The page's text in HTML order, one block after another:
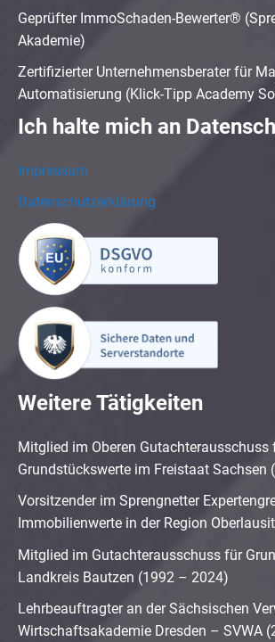
Geprüfter ImmoSchaden-Bewerter®
Akademie)
Zertifizierter Unternehmensberater für
Automatisierung (Klick-Tipp Academy
Ich halte mich an
Impressum
Datenschutzerklärung
Weitere Tätigkeiten
Mitglied im Oberen Gutachterausschuss
Grundstückswerte im Freistaat Sachsen
Vorsitzender im Sprengnetter
Immobilienwerte in der Region
Mitglied im Gutachterausschuss für
Landkreis Bautzen (1992 – 2024)
Lehrbeauftragter an der Sächsischen
Wirtschaftsakademie Dresden – SVWA